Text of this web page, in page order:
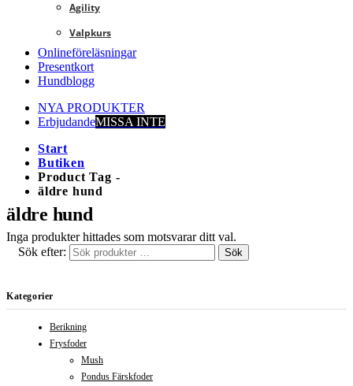
Agility
Valpkurs
Onlineföreläsningar
Presentkort
Hundblogg
NYA PRODUKTER
ErbjudandeMISSA INTE
Start
Butiken
Product Tag -
äldre hund
äldre hund
Inga produkter hittades som motsvarar ditt val.
Sök efter:
Sök
Kategorier
Berikning
Frysfoder
Mush
Pondus Färskfoder